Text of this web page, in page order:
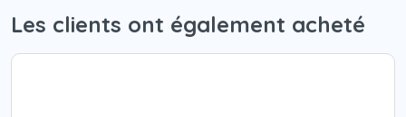
Les clients ont également acheté